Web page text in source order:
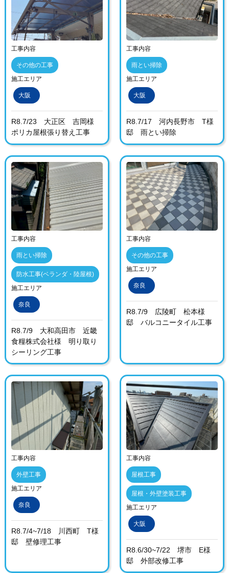
工事内容
その他の工事
施工エリア
大阪
R8.7/23 大正区 吉岡様
ポリカ屋根張り替え工事
工事内容
雨とい掃除
施工エリア
大阪
R8.7/17 河内長野市 T様
邸 雨とい掃除
工事内容
雨とい掃除
防水工事(ベランダ・陸屋根)
施工エリア
奈良
R8.7/9 大和高田市 近畿
食糧株式会社様 明り取り
シーリング工事
工事内容
その他の工事
施工エリア
奈良
R8.7/9 広陵町 松本様
邸 バルコニータイル工事
工事内容
外壁工事
施工エリア
奈良
R8.7/4~7/18 川西町 T様
邸 壁修理工事
工事内容
屋根工事
屋根・外壁塗装工事
施工エリア
大阪
R8.6/30~7/22 堺市 E様
邸 外部改修工事